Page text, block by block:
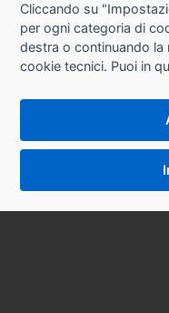
Cliccando su
per ogni categoria di
destra o continuando la
cookie tecnici. Puoi in
che si trova in fondo
informazioni consulta